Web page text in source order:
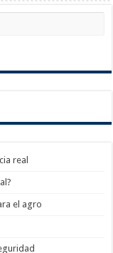
real
el agro